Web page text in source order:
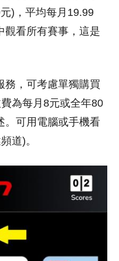
)，平均每月19.99
觀看所有賽事，這是
務，可考慮單獨購買
為每月8元或全年80
。可用電腦或手機看
道)。